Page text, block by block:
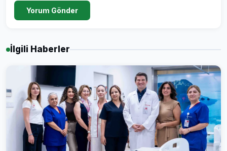
Yorum Gönder
İlgili Haberler